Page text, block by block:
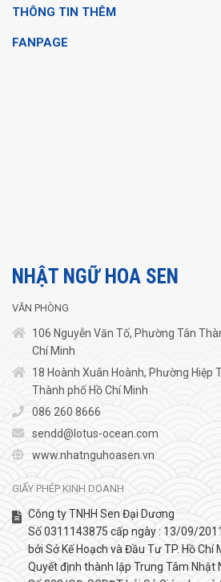
THÔNG TIN THÊM
FANPAGE
NHẬT NGỮ HOA SEN
VĂN PHÒNG
106 Nguyễn Văn Tố, Phường Tân
Chí Minh
18 Hoành Xuân Hoành, Phường Hiệp
Thành phố Hồ Chí Minh
086 260 8666
sendd@lotus-ocean.com
www.nhatnguhoasen.vn
GIẤY PHÉP KINH DOANH
Công ty TNHH Sen Đại Dương
Số 0311143875 cấp ngày : 13/09/2011
bởi Sở Kế Hoạch và Đầu Tư TP. Hồ Chí
Quyết định thành lập Trung Tâm Nhật